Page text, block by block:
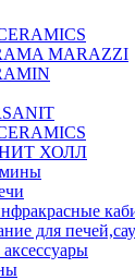
MARAZZI
ХОЛЛ
для